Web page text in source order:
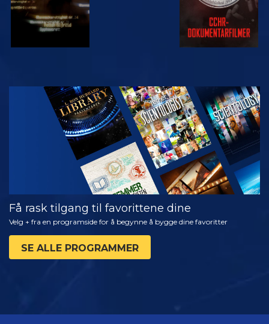
SE
UTFORSK
SERIEN
Få rask tilgang til favorittene dine
Velg + fra en programside for å begynne å bygge dine favoritter
SE ALLE PROGRAMMER